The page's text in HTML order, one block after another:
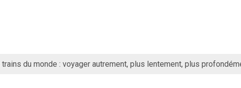
du monde : voyager autrement, plus lentement, plus